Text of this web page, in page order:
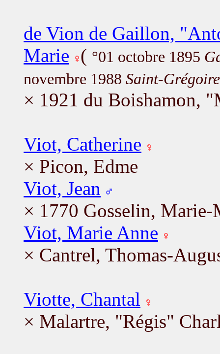
de Vion de Gaillon,
Marie ( °01 octobre 1895
novembre 1988 Saint-
× 1921 du Boishamon,
Viot, Catherine
× Picon, Edme
Viot, Jean
× 1770 Gosselin, Marie-
Viot, Marie Anne
× Cantrel, Thomas-
Viotte, Chantal
× Malartre, "Régis"